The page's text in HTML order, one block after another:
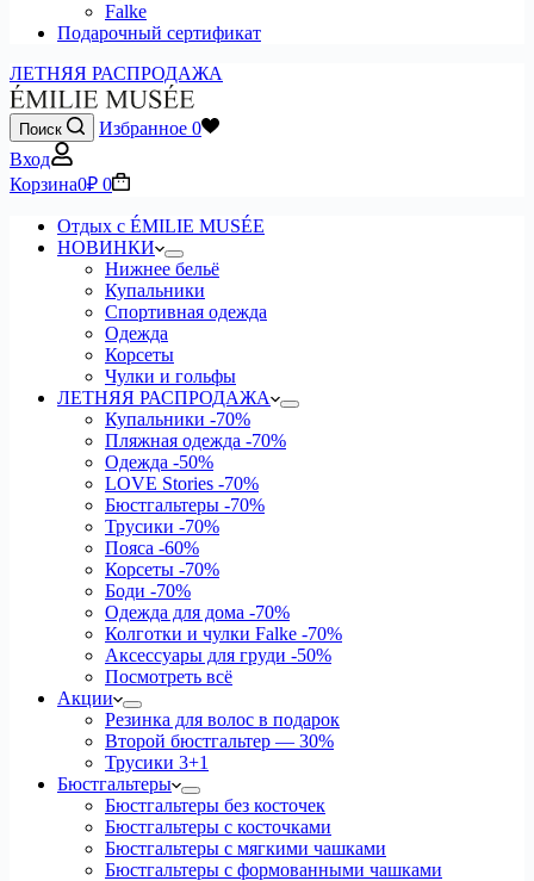
Falke
Подарочный сертификат
ЛЕТНЯЯ РАСПРОДАЖА
Поиск Избранное 0
Вход
Корзина0₽ 0
Отдых с ÉMILIE MUSÉE
НОВИНКИ
Нижнее бельё
Купальники
Спортивная одежда
Одежда
Корсеты
Чулки и гольфы
ЛЕТНЯЯ РАСПРОДАЖА
Купальники -70%
Пляжная одежда -70%
Одежда -50%
LOVE Stories -70%
Бюстгальтеры -70%
Трусики -70%
Пояса -60%
Корсеты -70%
Боди -70%
Одежда для дома -70%
Колготки и чулки Falke -70%
Аксессуары для груди -50%
Посмотреть всё
Акции
Резинка для волос в подарок
Второй бюстгальтер — 30%
Трусики 3+1
Бюстгальтеры
Бюстгальтеры без косточек
Бюстгальтеры с косточками
Бюстгальтеры с мягкими чашками
Бюстгальтеры с формованными чашками